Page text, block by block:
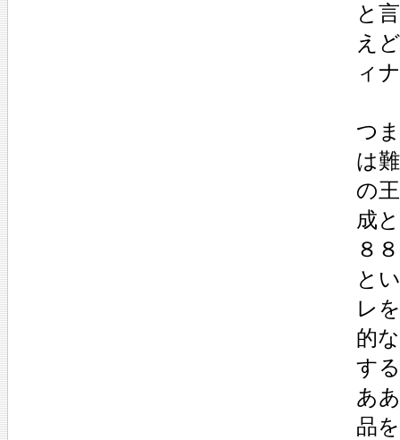
と
え
ィ
つ
は
の
成
８
と
レ
的
す
あ
品